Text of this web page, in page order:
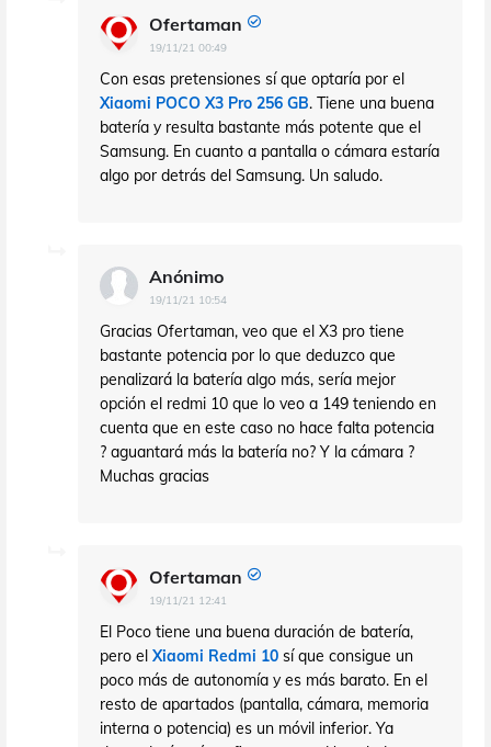
Ofertaman
19/11/21 00:49
Con esas pretensiones sí que optaría por el
Xiaomi POCO X3 Pro 256 GB. Tiene una buena
batería y resulta bastante más potente que el
Samsung. En cuanto a pantalla o cámara estaría
algo por detrás del Samsung. Un saludo.
Anónimo
19/11/21 10:54
Gracias Ofertaman, veo que el X3 pro tiene
bastante potencia por lo que deduzco que
penalizará la batería algo más, sería mejor
opción el redmi 10 que lo veo a 149 teniendo en
cuenta que en este caso no hace falta potencia
? aguantará más la batería no? Y la cámara ?
Muchas gracias
Ofertaman
19/11/21 12:41
El Poco tiene una buena duración de batería,
pero el Xiaomi Redmi 10 sí que consigue un
poco más de autonomía y es más barato. En el
resto de apartados (pantalla, cámara, memoria
interna o potencia) es un móvil inferior. Ya